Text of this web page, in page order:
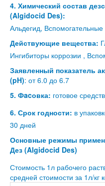
4. Химический состав
(Algidocid Des):
Альдегид,
Действующие вещества:
Ингибиторы коррозии ,
Заявленный показатель
(pH): от 6.0 до 6.7
5. Фacовка: готовое
6. Срок годности: в
30 дней
Основные режимы
Дез (Algidocid Des)
Стоимость 1л рабочего
средней стоимости за 1л/кг